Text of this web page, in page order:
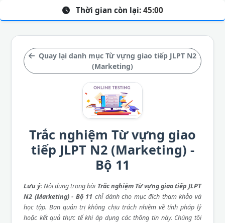
Quay lại danh mục Từ vựng giao tiếp JLPT N2
(Marketing)
Trắc nghiệm Từ vựng giao
tiếp JLPT N2 (Marketing) -
Bộ 11
Lưu ý: Nội dung trong bài Trắc nghiệm Từ vựng giao tiếp JLPT
N2 (Marketing) - Bộ 11 chỉ dành cho mục đích tham khảo và
học tập. Ban quản trị không chịu trách nhiệm về tính pháp lý
hoặc kết quả thực tế khi áp dụng các thông tin này. Chúng tôi
Thời gian còn lại: 45:00